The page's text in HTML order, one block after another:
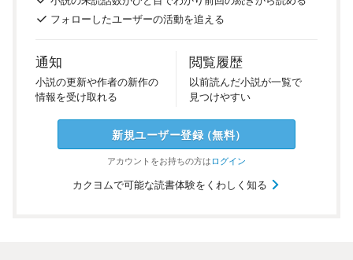
フォローしたユーザーの活動を追える
通知
小説の更新や作者の新作の
情報を受け取れる
閲覧履歴
以前読んだ小説が一覧で
見つけやすい
新規ユーザー登録（無料）
アカウントをお持ちの方はログイン
カクヨムで可能な読書体験をくわしく知る